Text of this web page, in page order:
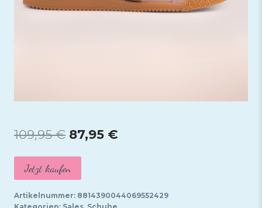
109,95€ Ursprünglicher
Preis
war:
109,95 €
87,95 €
87,95 €.
Jetzt kaufen
Artikelnummer: 8814390044069552429